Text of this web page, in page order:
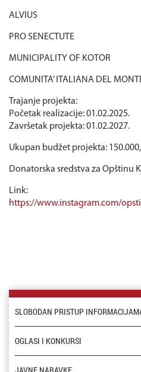
ALVIUS
PRO SENECTUTE
MUNICIPALITY OF KOTOR
COMUNITA’ ITALIANA DEL
Trajanje projekta:
Početak realizacije: 01.02.2025.
Završetak projekta: 01.02.2027.
Ukupan budžet projekta:
Donatorska sredstva za Opštinu
Link:
https://www.instagram.com/
SLOBODAN PRISTUP
OGLASI I KONKURSI